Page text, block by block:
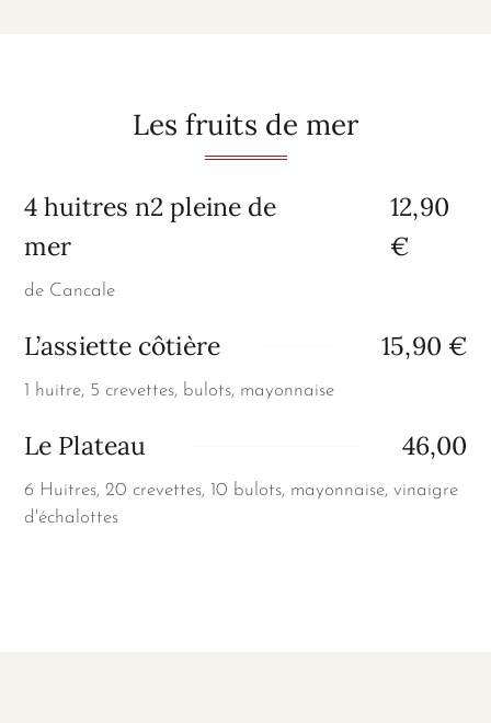
Les fruits de mer
4 huitres n2 pleine de
mer
12,90
€
de Cancale
L’assiette côtière 15,90 €
1 huitre, 5 crevettes, bulots, mayonnaise
Le Plateau 46,00
6 Huitres, 20 crevettes, 10 bulots, mayonnaise, vinaigre
d'échalottes